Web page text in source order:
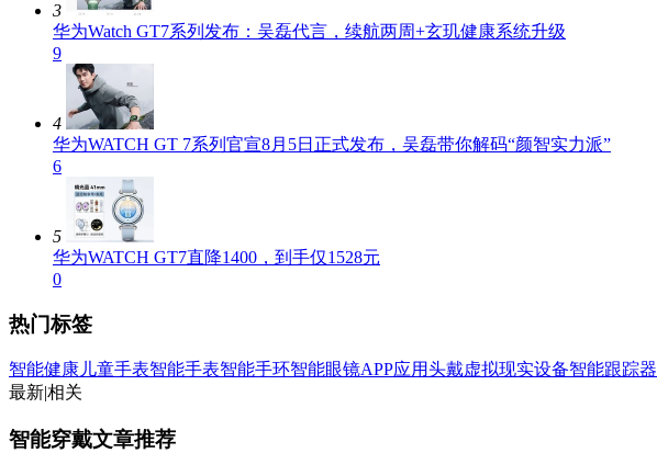
3
华为Watch GT7系列发布：吴磊代言，续航两周+玄玑健康系统升级
9
4
华为WATCH GT 7系列官宣8月5日正式发布，吴磊带你解码“颜智实力派”
6
5
华为WATCH GT7直降1400，到手仅1528元
0
热门标签
智能健康儿童手表智能手表智能手环智能眼镜APP应用头戴虚拟现实设备智能跟踪器
最新相关
智能穿戴文章推荐